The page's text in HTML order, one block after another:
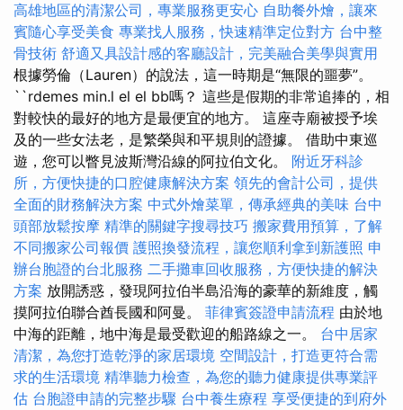
高雄地區的清潔公司，專業服務更安心 自助餐外燴，讓來
賓隨心享受美食 專業找人服務，快速精準定位對方 台中整
骨技術 舒適又具設計感的客廳設計，完美融合美學與實用
根據勞倫（Lauren）的說法，這一時期是“無限的噩夢”。
``rdemes min.l el el bb嗎？ 這些是假期的非常追捧的，相
對較快的最好的地方是最便宜的地方。 這座寺廟被授予埃
及的一些女法老，是繁榮與和平規則的證據。 借助中東巡
遊，您可以瞥見波斯灣沿線的阿拉伯文化。 附近牙科診
所，方便快捷的口腔健康解決方案 領先的會計公司，提供
全面的財務解決方案 中式外燴菜單，傳承經典的美味 台中
頭部放鬆按摩 精準的關鍵字搜尋技巧 搬家費用預算，了解
不同搬家公司報價 護照換發流程，讓您順利拿到新護照 申
辦台胞證的台北服務 二手攤車回收服務，方便快捷的解決
方案 放開誘惑，發現阿拉伯半島沿海的豪華的新維度，觸
摸阿拉伯聯合酋長國和阿曼。 菲律賓簽證申請流程 由於地
中海的距離，地中海是最受歡迎的船路線之一。 台中居家
清潔，為您打造乾淨的家居環境 空間設計，打造更符合需
求的生活環境 精準聽力檢查，為您的聽力健康提供專業評
估 台胞證申請的完整步驟 台中養生療程 享受便捷的到府外